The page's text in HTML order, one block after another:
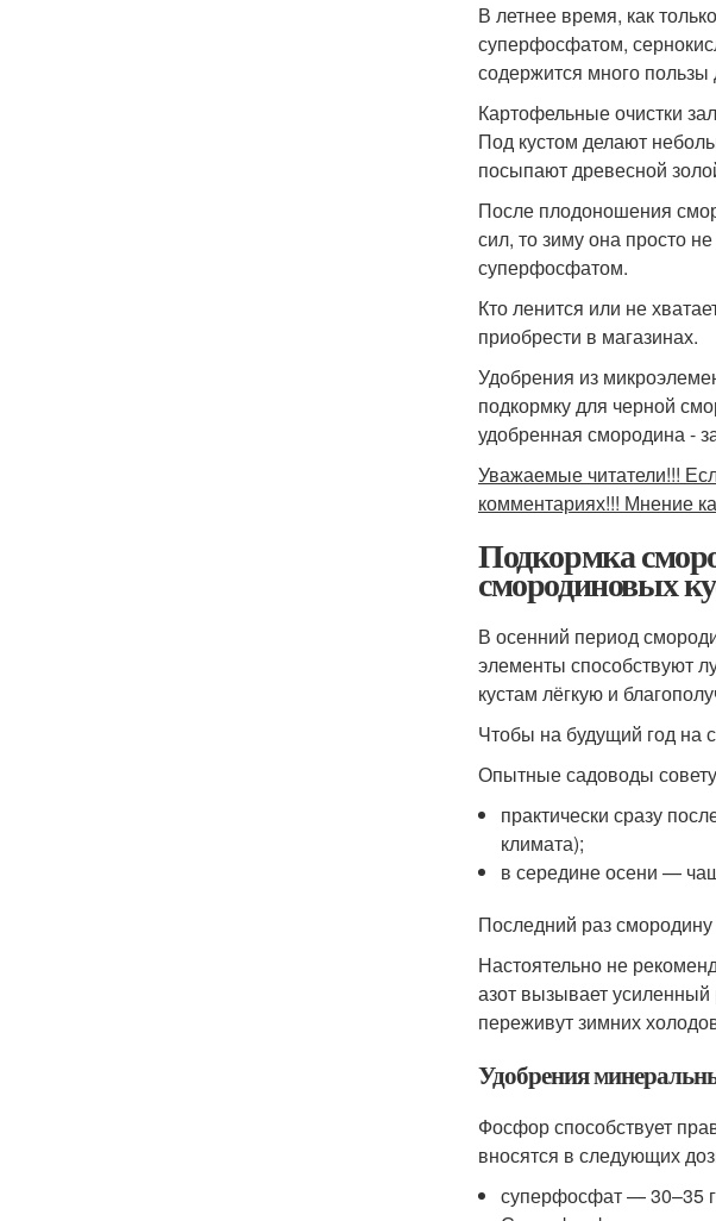
В летнее время, как
суперфосфатом,
содержится много
Картофельные очистки
Под кустом делают
посыпают древесной
После плодоношения
сил, то зиму она просто
суперфосфатом.
Кто ленится или не
приобрести в магазинах.
Удобрения из
подкормку для черной
удобренная смородина -
Уважаемые читатели!!!
комментариях!!! Мнение
Подкормка
смородиновых
В осенний период
элементы способствуют
кустам лёгкую и
Чтобы на будущий год на
Опытные садоводы
практически сразу
климата);
в середине осени —
Последний раз
Настоятельно не
азот вызывает
переживут зимних
Удобрения
Фосфор способствует
вносятся в следующих
суперфосфат — 30–35